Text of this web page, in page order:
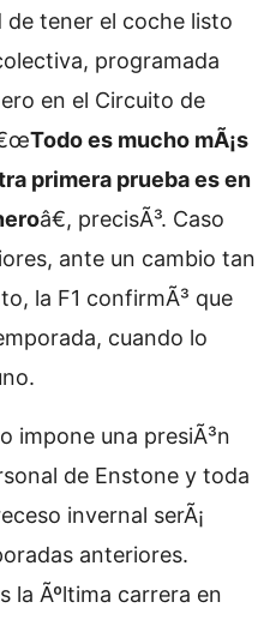
de tener el coche listo
programada
en el Circuito de
Todo es mucho mÃ¡s
primera prueba es en
â€, precisÃ³. Caso
ante un cambio tan
la F1 confirmÃ³ que
cuando lo
impone una presiÃ³n
de Enstone y toda
invernal serÃ¡
anteriores.
la Ãºltima carrera en